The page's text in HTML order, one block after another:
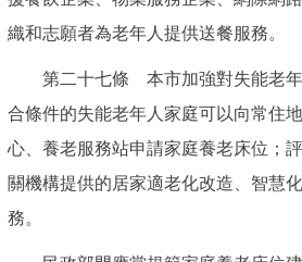
織和志願者為老年人提供送餐服務。
第二十七條 本市加強對失能老年
合條件的失能老年人家庭可以向常住
心、養老服務站申請家庭養老床位；
關機構提供的居家適老化改造、智慧
務。